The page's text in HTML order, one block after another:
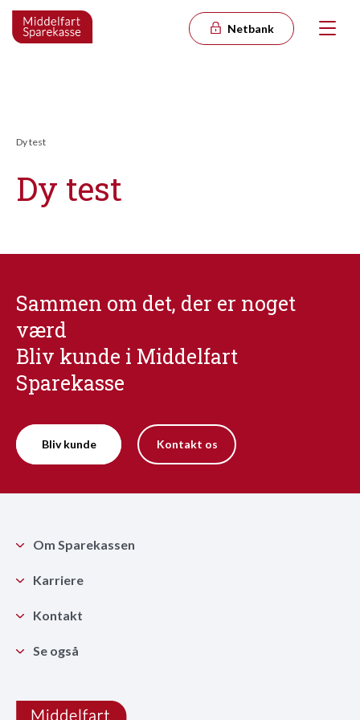
Netbank
Dy test
Dy test
Sammen om det, der er noget
værd
Bliv kunde i Middelfart
Sparekasse
Bliv kunde Kontakt os
Om Sparekassen
Karriere
Kontakt
Se også